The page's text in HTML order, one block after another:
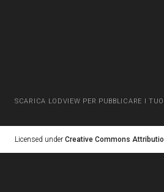
SCARICA LODVIEW PER PUBBLICARE I
Licensed under Creative Commons